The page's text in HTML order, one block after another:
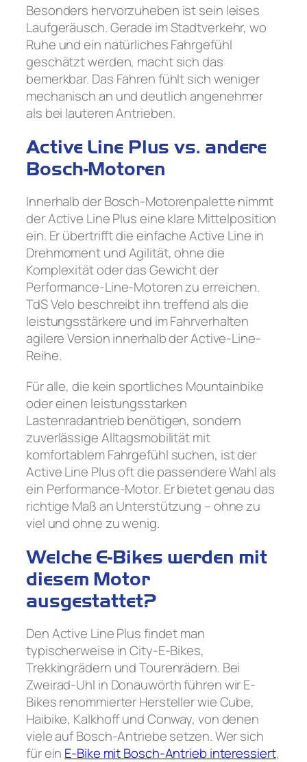
Besonders hervorzuheben ist sein leises
Laufgeräusch. Gerade im Stadtverkehr, wo
Ruhe und ein natürliches Fahrgefühl
geschätzt werden, macht sich das
bemerkbar. Das Fahren fühlt sich weniger
mechanisch an und deutlich angenehmer
als bei lauteren Antrieben.
Active Line Plus vs. andere
Bosch-Motoren
Innerhalb der Bosch-Motorenpalette nimmt
der Active Line Plus eine klare Mittelposition
ein. Er übertrifft die einfache Active Line in
Drehmoment und Agilität, ohne die
Komplexität oder das Gewicht der
Performance-Line-Motoren zu erreichen.
TdS Velo beschreibt ihn treffend als die
leistungsstärkere und im Fahrverhalten
agilere Version innerhalb der Active-Line-
Reihe.
Für alle, die kein sportliches Mountainbike
oder einen leistungsstarken
Lastenradantrieb benötigen, sondern
zuverlässige Alltagsmobilität mit
komfortablem Fahrgefühl suchen, ist der
Active Line Plus oft die passendere Wahl als
ein Performance-Motor. Er bietet genau das
richtige Maß an Unterstützung – ohne zu
viel und ohne zu wenig.
Welche E-Bikes werden mit
diesem Motor
ausgestattet?
Den Active Line Plus findet man
typischerweise in City-E-Bikes,
Trekkingrädern und Tourenrädern. Bei
Zweirad-Uhl in Donauwörth führen wir E-
Bikes renommierter Hersteller wie Cube,
Haibike, Kalkhoff und Conway, von denen
viele auf Bosch-Antriebe setzen. Wer sich
für ein E-Bike mit Bosch-Antrieb interessiert,